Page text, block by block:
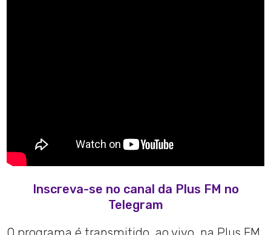
Inscreva-se no canal da Plus FM no
Telegram